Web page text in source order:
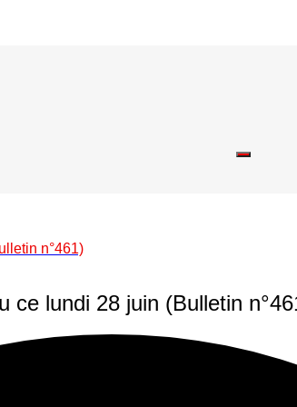
n°461)
ce lundi 28 juin (Bulletin